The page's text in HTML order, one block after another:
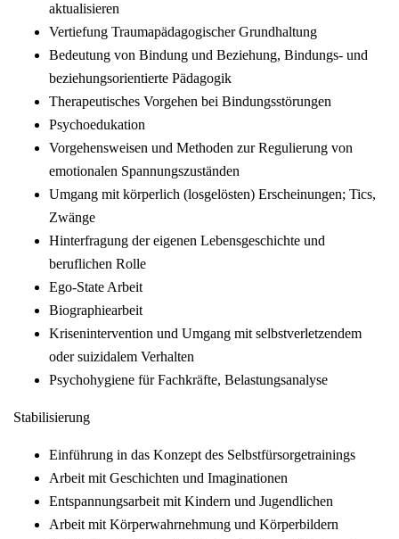
aktualisieren
Vertiefung Traumapädagogischer Grundhaltung
Bedeutung von Bindung und Beziehung, Bindungs- und
beziehungsorientierte Pädagogik
Therapeutisches Vorgehen bei Bindungsstörungen
Psychoedukation
Vorgehensweisen und Methoden zur Regulierung von
emotionalen Spannungszuständen
Umgang mit körperlich (losgelösten) Erscheinungen; Tics,
Zwänge
Hinterfragung der eigenen Lebensgeschichte und
beruflichen Rolle
Ego-State Arbeit
Biographiearbeit
Krisenintervention und Umgang mit selbstverletzendem
oder suizidalem Verhalten
Psychohygiene für Fachkräfte, Belastungsanalyse
Stabilisierung
Einführung in das Konzept des Selbstfürsorgetrainings
Arbeit mit Geschichten und Imaginationen
Entspannungsarbeit mit Kindern und Jugendlichen
Arbeit mit Körperwahrnehmung und Körperbildern